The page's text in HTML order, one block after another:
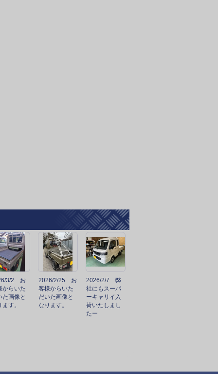
3/2 お
からいた
た画像と
す。
2026/2/25 お
客様からいた
だいた画像と
なります。
2026/2/7 弊
社にもスーパ
ーキャリイ入
荷いたしまし
たー